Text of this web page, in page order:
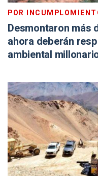
POR
Desmontaron más
ahora deberán
ambiental